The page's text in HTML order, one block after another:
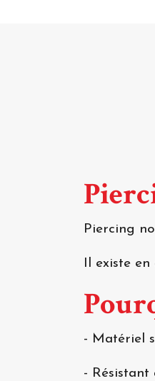
Piercing
Il existe
- Matériel
- Résistant